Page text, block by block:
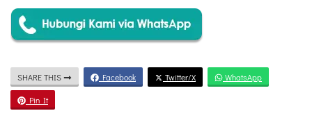
SHARE THIS Facebook Twitter/X WhatsApp
Pin It